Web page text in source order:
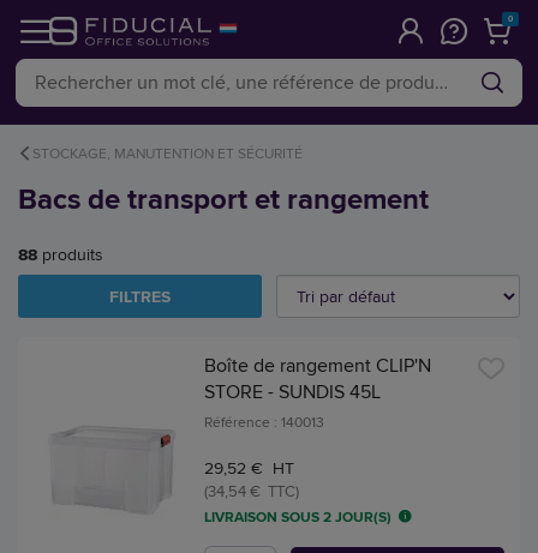
0
STOCKAGE, MANUTENTION ET SÉCURITÉ
Bacs de transport et rangement
88 produits
FILTRES
Boîte de rangement CLIP'N
STORE - SUNDIS 45L
Référence : 140013
29,52 € HT
(34,54 € TTC)
LIVRAISON SOUS 2 JOUR(S)